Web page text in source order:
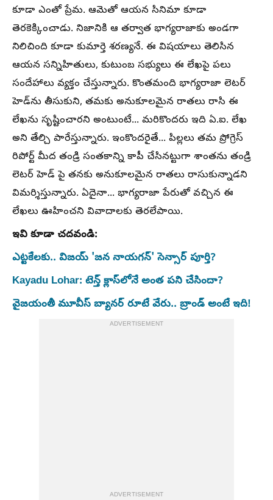
కూడా ఎంతో ప్రేమ. ఆమెతో ఆయన సినిమా కూడా
తెరకెక్కించాడు. నిజానికి ఆ తర్వాత భాగ్యరాజాకు అండగా
నిలిచింది కూడా కుమార్తె శరణ్యనే. ఈ విషయాలు తెలిసిన
ఆయన సన్నిహితులు, కుటుంబ సభ్యులు ఈ లేఖపై పలు
సందేహాలు వ్యక్తం చేస్తున్నారు. కొంతమంది భాగ్యరాజా లెటర్
హెడ్‌ను తీసుకుని, తమకు అనుకూలమైన రాతలు రాసి ఈ
లేఖను సృష్టించారని అంటుంటే... మరికొందరు ఇది ఏ.ఐ. లేఖ
అని తేల్చి పారేస్తున్నారు. ఇంకొందరైతే... పిల్లలు తమ ప్రోగ్రెస్
రిపోర్ట్ మీద తండ్రి సంతకాన్ని కాపీ చేసినట్టుగా శాంతను తండ్రి
లెటర్ హెడ్ పై తనకు అనుకూలమైన రాతలు రాసుకున్నాడని
విమర్శిస్తున్నారు. ఏదైనా... భాగ్యరాజా పేరుతో వచ్చిన ఈ
లేఖలు ఊహించని వివాదాలకు తెరలేపాయి.
ఇవి కూడా చదవండి:
ఎట్టకేలకు.. విజయ్ 'జన నాయగన్' సెన్సార్ పూర్తి?
Kayadu Lohar: టెన్త్ క్లాస్‌లోనే అంత పని చేసిందా?
వైజయంతీ మూవీస్ బ్యానర్ రూటే వేరు.. బ్రాండ్ అంటే ఇది!
ADVERTISEMENT
ADVERTISEMENT